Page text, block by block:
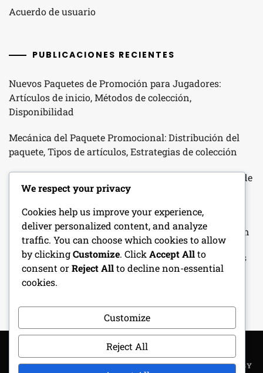
Acuerdo de usuario
PUBLICACIONES RECIENTES
Nuevos Paquetes de Promoción para Jugadores:
Artículos de inicio, Métodos de colección,
Disponibilidad
Mecánica del Paquete Promocional: Distribución del
paquete, Tipos de artículos, Estrategias de colección
Lexus Lfa: Mecánica de premios del evento, Criterios de
desbloqueo de planos, Desafíos de carreras
Calendario de Recompensas Diarias: Horario de
recompensas, Tipos de artículos, Métodos de colección
Recompensas de racha de inicio de sesión: mecánicas
de racha, artículos de bonificación, estrategias de
colección
COPYRIGHT ALL RIGHTS RESERVED|THEME: METROGIST BY
We respect your privacy
Cookies help us improve your experience,
deliver personalized content, and analyze
traffic. You can choose which cookies to allow
by clickingCustomize. Click Accept Allto
consent orReject Allto decline non-essential
cookies.
Customize
Reject All